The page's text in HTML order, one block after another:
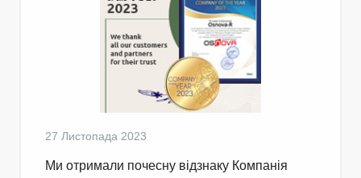
27 Листопада 2023
Ми отримали почесну відзнаку Компанія